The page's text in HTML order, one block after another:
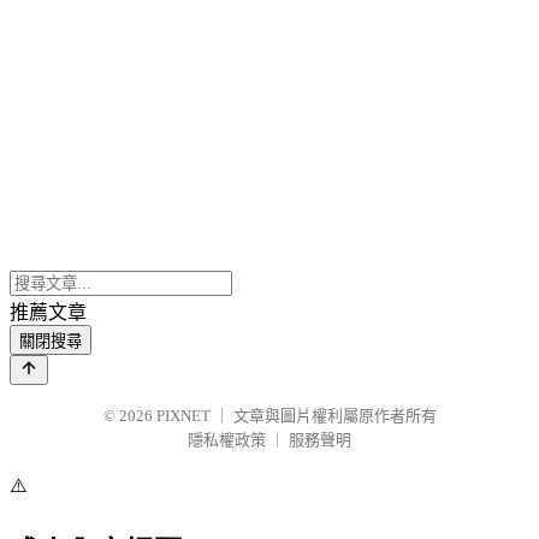
推薦文章
關閉搜尋
© 2026 PIXNET
文章與圖片權利屬原作者所有
隱私權政策
服務聲明
⚠️